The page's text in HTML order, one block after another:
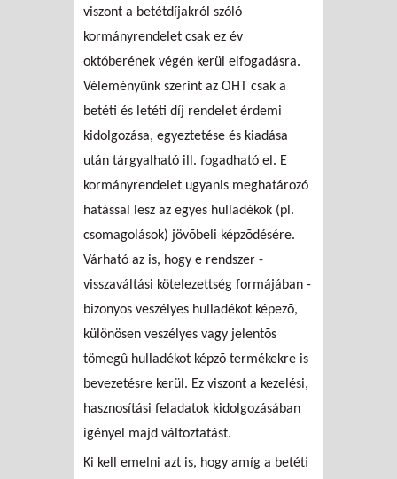
viszont a betétdíjakról szóló
kormányrendelet csak ez év
októberének végén kerül elfogadásra.
Véleményünk szerint az OHT csak a
betéti és letéti díj rendelet érdemi
kidolgozása, egyeztetése és kiadása
után tárgyalható ill. fogadható el. E
kormányrendelet ugyanis meghatározó
hatással lesz az egyes hulladékok (pl.
csomagolások) jövõbeli képzõdésére.
Várható az is, hogy e rendszer -
visszaváltási kötelezettség formájában -
bizonyos veszélyes hulladékot képezõ,
különösen veszélyes vagy jelentõs
tömegû hulladékot képzõ termékekre is
bevezetésre kerül. Ez viszont a kezelési,
hasznosítási feladatok kidolgozásában
igényel majd változtatást.
Ki kell emelni azt is, hogy amíg a betéti